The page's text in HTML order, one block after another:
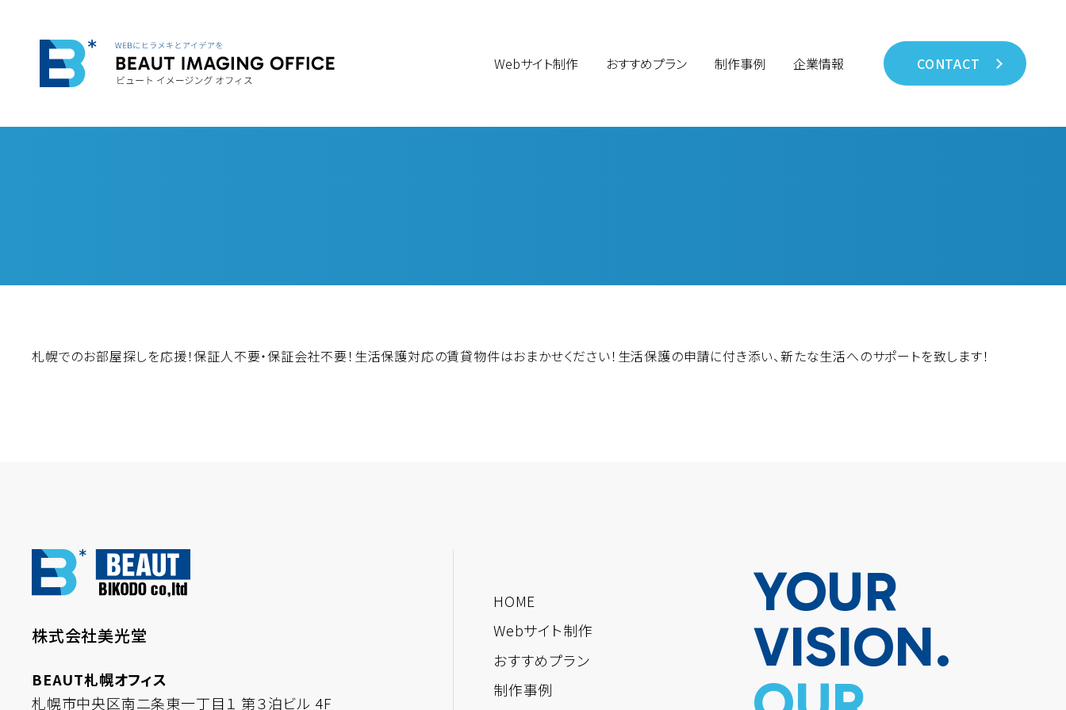
Webサイト制作 おすすめプラン 制作事例 企業情報 CONTACT
札幌でのお部屋探しを応援！保証人不要・保証会社不要！生活保護対応の賃貸物件はおまかせください！生活保護の申請に付き添い、新たな生活へのサポートを致します！
株式会社美光堂
BEAUT札幌オフィス
札幌市中央区南二条東一丁目１ 第３泊ビル 4F
HOME
Webサイト制作
おすすめプラン
制作事例
YOUR
VISION.